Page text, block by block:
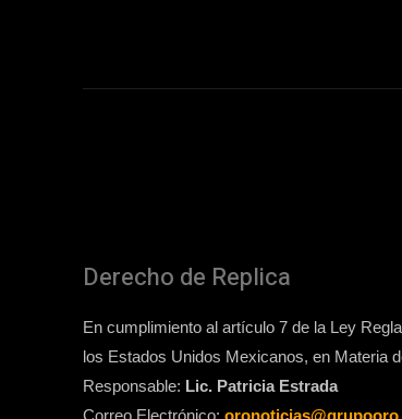
Derecho de Replica
En cumplimiento al artículo 7 de la Ley
los Estados Unidos Mexicanos, en Materia
Responsable: Lic. Patricia Estrada